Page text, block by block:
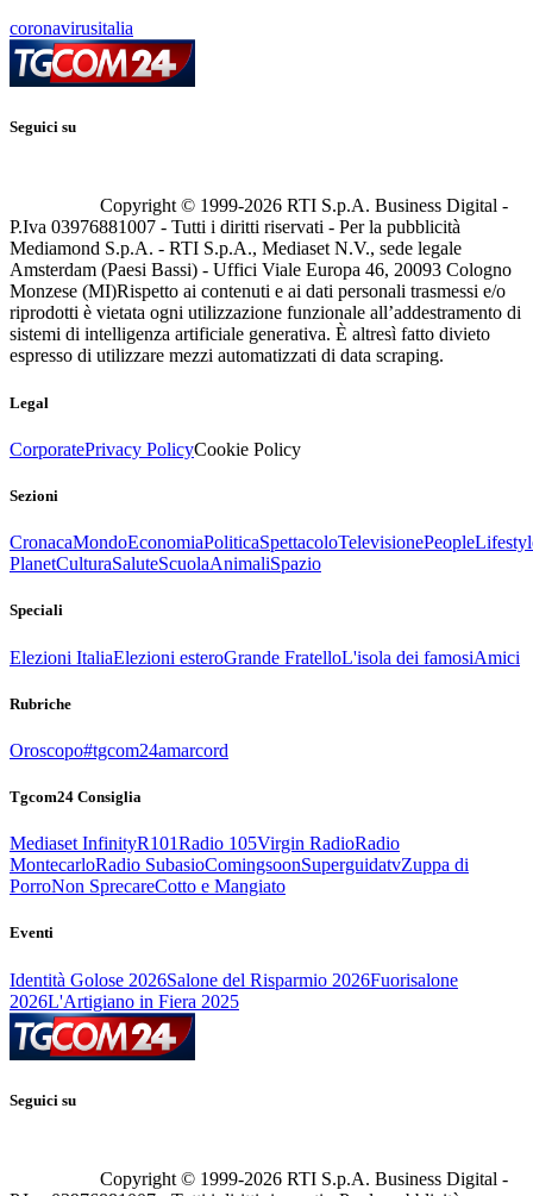
coronavirusitalia
Seguici su
Copyright © 1999-2026 RTI S.p.A. Business Digital -
P.Iva 03976881007 - Tutti i diritti riservati - Per la pubblicità
Mediamond S.p.A. - RTI S.p.A., Mediaset N.V., sede legale
Amsterdam (Paesi Bassi) - Uffici Viale Europa 46, 20093 Cologno
Monzese (MI)Rispetto ai contenuti e ai dati personali trasmessi e/o
riprodotti è vietata ogni utilizzazione funzionale all’addestramento di
sistemi di intelligenza artificiale generativa. È altresì fatto divieto
espresso di utilizzare mezzi automatizzati di data scraping.
Legal
CorporatePrivacy PolicyCookie Policy
Sezioni
CronacaMondoEconomiaPoliticaSpettacoloTelevisionePeople
PlanetCulturaSaluteScuolaAnimaliSpazio
Speciali
Elezioni ItaliaElezioni esteroGrande FratelloL'isola dei famosiAmici
Rubriche
Oroscopo#tgcom24amarcord
Tgcom24 Consiglia
Mediaset InfinityR101Radio 105Virgin RadioRadio
MontecarloRadio SubasioComingsoonSuperguidatvZuppa di
PorroNon SprecareCotto e Mangiato
Eventi
Identità Golose 2026Salone del Risparmio 2026Fuorisalone
2026L'Artigiano in Fiera 2025
Seguici su
Copyright © 1999-2026 RTI S.p.A. Business Digital -